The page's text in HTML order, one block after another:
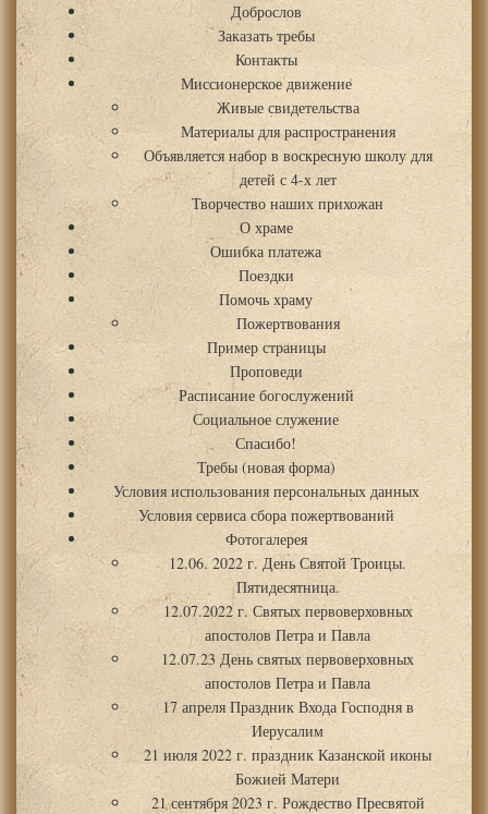
Доброслов
Заказать требы
Контакты
Миссионерское движение
Живые свидетельства
Материалы для распространения
Объявляется набор в воскресную школу для
детей с 4-х лет
Творчество наших прихожан
О храме
Ошибка платежа
Поездки
Помочь храму
Пожертвования
Пример страницы
Проповеди
Расписание богослужений
Социальное служение
Спасибо!
Требы (новая форма)
Условия использования персональных данных
Условия сервиса сбора пожертвований
Фотогалерея
12.06. 2022 г. День Святой Троицы.
Пятидесятница.
12.07.2022 г. Святых первоверховных
апостолов Петра и Павла
12.07.23 День святых первоверховных
апостолов Петра и Павла
17 апреля Праздник Входа Господня в
Иерусалим
21 июля 2022 г. праздник Казанской иконы
Божией Матери
21 сентября 2023 г. Рождество Пресвятой